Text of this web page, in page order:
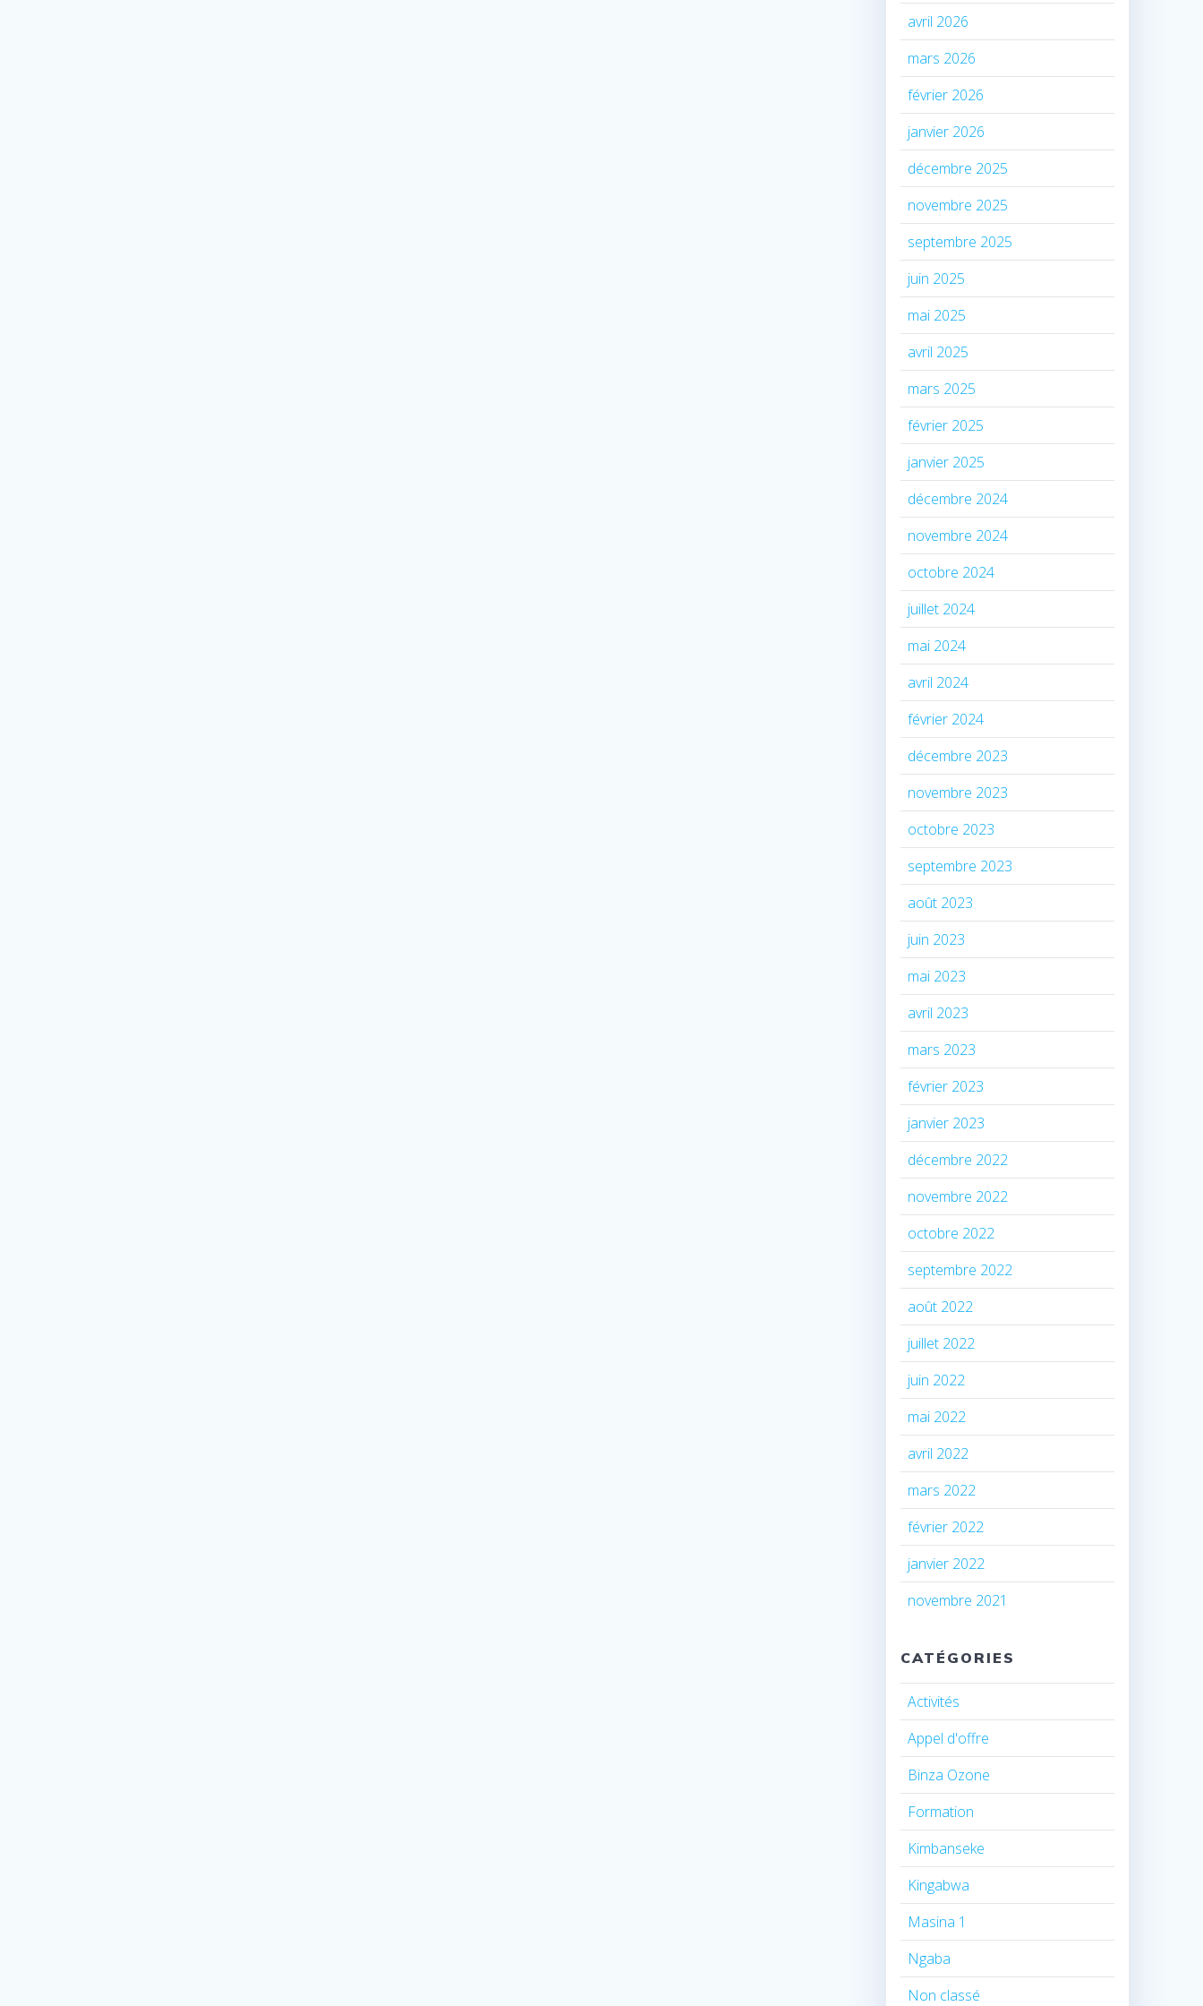
avril 2026
mars 2026
février 2026
janvier 2026
décembre 2025
novembre 2025
septembre 2025
juin 2025
mai 2025
avril 2025
mars 2025
février 2025
janvier 2025
décembre 2024
novembre 2024
octobre 2024
juillet 2024
mai 2024
avril 2024
février 2024
décembre 2023
novembre 2023
octobre 2023
septembre 2023
août 2023
juin 2023
mai 2023
avril 2023
mars 2023
février 2023
janvier 2023
décembre 2022
novembre 2022
octobre 2022
septembre 2022
août 2022
juillet 2022
juin 2022
mai 2022
avril 2022
mars 2022
février 2022
janvier 2022
novembre 2021
CATÉGORIES
Activités
Appel d'offre
Binza Ozone
Formation
Kimbanseke
Kingabwa
Masina 1
Ngaba
Non classé